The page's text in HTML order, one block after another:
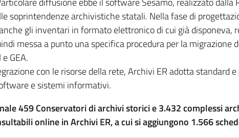
soprintendenze archivistiche statali. Nella fase di
gli inventari in formato elettronico di cui già disponeva,
messa a punto una specifica procedura per la migrazione
GEA.
con le risorse della rete, Archivi ER adotta standard
e sistemi informativi.
459 Conservatori di archivi storici e 3.432 complessi
online in Archivi ER, a cui siaggiungono 1.566